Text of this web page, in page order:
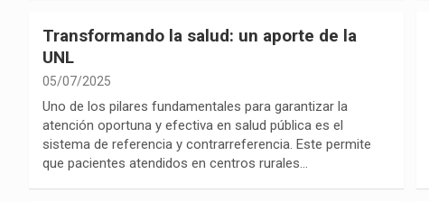
Transformando la salud: un aporte de la
UNL
05/07/2025
Uno de los pilares fundamentales para garantizar la
atención oportuna y efectiva en salud pública es el
sistema de referencia y contrarreferencia. Este permite
que pacientes atendidos en centros rurales…